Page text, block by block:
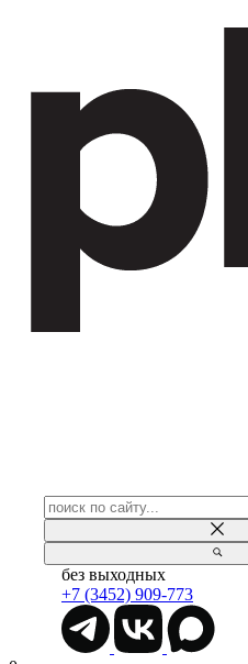
без выходных
+7 (3452) 909-773